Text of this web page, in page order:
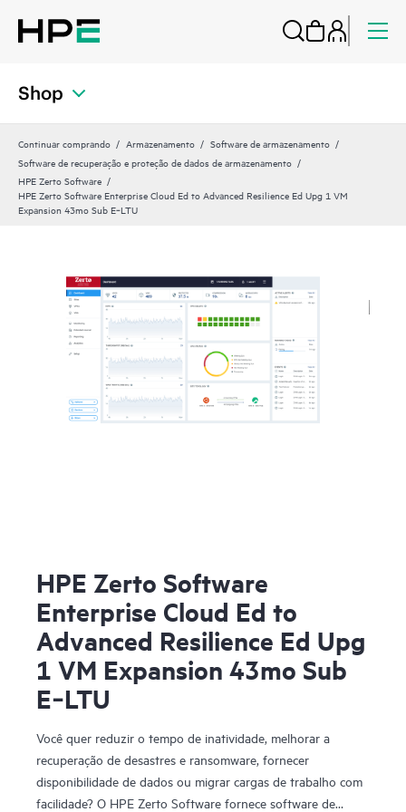
Shop
Continuar comprando Armazenamento
Software de armazenamento
Software de recuperação e proteção de dados de armazenamento
HPE Zerto Software
HPE Zerto Software Enterprise Cloud Ed to Advanced Resilience Ed Upg 1 VM
Expansion 43mo Sub E‑LTU
HPE Zerto Software
Enterprise Cloud Ed to
Advanced Resilience Ed Upg
1 VM Expansion 43mo Sub
E‑LTU
Você quer reduzir o tempo de inatividade, melhorar a
recuperação de desastres e ransomware, fornecer
disponibilidade de dados ou migrar cargas de trabalho com
facilidade? O HPE Zerto Software fornece software de